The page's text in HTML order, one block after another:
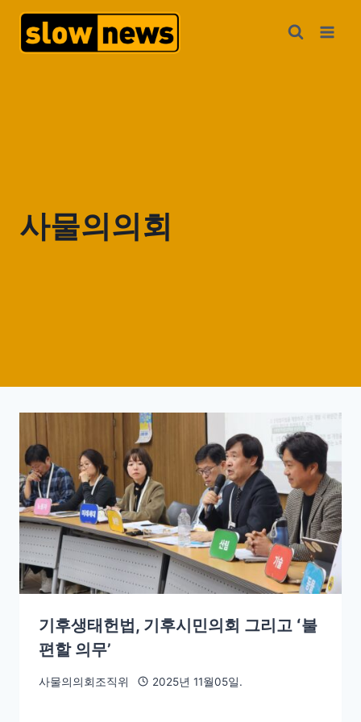
사물의의회
기후생태헌법, 기후시민의회 그리고 ʻ불
편할 의무’
사물의의회조직위 2025년 11월05일.